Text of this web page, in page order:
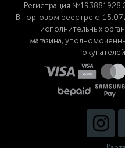
Регистрация №193881928
В торговом реестре с
исполнительных
магазина,